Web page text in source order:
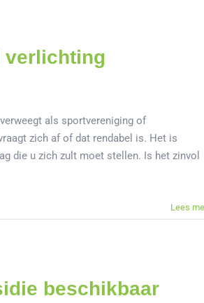
verlichting
als sportvereniging of
zich af of dat rendabel is. Het is
die u zich zult moet stellen. Is het zinvol
Lees
beschikbaar